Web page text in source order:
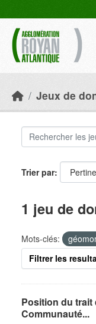
Jeux de
Trier par
1 jeu de
Mots-clés:
Filtrer les
Position du trait
Communauté...